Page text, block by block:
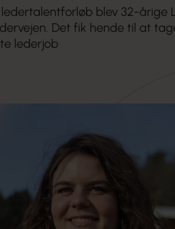
blev 32-årige
Det fik hende til at
lederjob